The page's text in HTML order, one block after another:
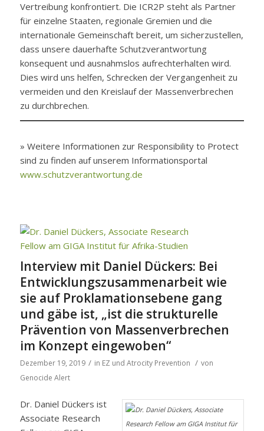
Vertreibung konfrontiert. Die ICR2P steht als Partner
für einzelne Staaten, regionale Gremien und die
internationale Gemeinschaft bereit, um sicherzustellen,
dass unsere dauerhafte Schutzverantwortung
konsequent und ausnahmslos aufrechterhalten wird.
Dies wird uns helfen, Schrecken der Vergangenheit zu
vermeiden und den Kreislauf der Massenverbrechen
zu durchbrechen.
» Weitere Informationen zur Responsibility to Protect
sind zu finden auf unserem Informationsportal
www.schutzverantwortung.de
Interview mit Daniel Dückers: Bei
Entwicklungszusammenarbeit wie
sie auf Proklamationsebene gang
und gäbe ist, „ist die strukturelle
Prävention von Massenverbrechen
im Konzept eingewoben“
Dezember 19, 2019 / in EZ und Atrocity Prevention / von
Genocide Alert
Dr. Daniel Dückers ist
Associate Research